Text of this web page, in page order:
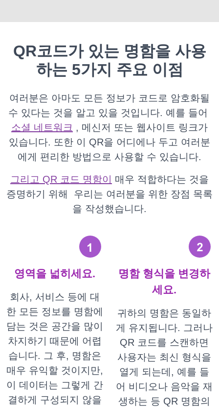
QR코드가 있는 명함을 사용
하는 5가지 주요 이점
여러분은 아마도 모든 정보가 코드로 암호화될
수 있다는 것을 알고 있을 것입니다. 예를 들어
소셜 네트워크 , 메신저 또는 웹사이트 링크가
있습니다. 또한 이 QR을 어디에나 두고 여러분
에게 편리한 방법으로 사용할 수 있습니다.
그리고 QR 코드 명함이
매우 적합하다는 것을
증명하기 위해 우리는 여러분을 위한 장점 목록
을 작성했습니다.
영역을 넓히세요.
회사, 서비스 등에 대
한 모든 정보를 명함에
담는 것은 공간을 많이
차지하기 때문에 어렵
습니다. 그 후, 명함은
매우 유익할 것이지만,
이 데이터는 그렇게 간
결하게 구성되지 않을
명함 형식을 변경하
세요.
귀하의 명함은 동일하
게 유지됩니다. 그러나
QR 코드를 스캔하면
사용자는 최신 형식을
열게 되는데, 예를 들
어 비디오나 음악을 재
생하는 등 QR 명함의